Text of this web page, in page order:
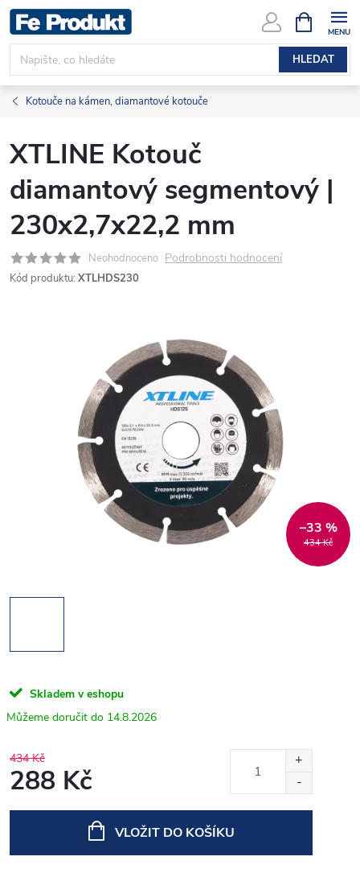
Přejít
na
obsah
HLEDAT
NÁKUPNÍ
KOŠÍK
Kotouče na kámen, diamantové kotouče
XTLINE Kotouč
diamantový segmentový |
230x2,7x22,2 mm
Neohodnoceno Podrobnosti hodnocení
Kód produktu: XTLHDS230
434 Kč
–33 %
Skladem v eshopu
14.8.2026
434 Kč
288 Kč
VLOŽIT DO KOŠÍKU